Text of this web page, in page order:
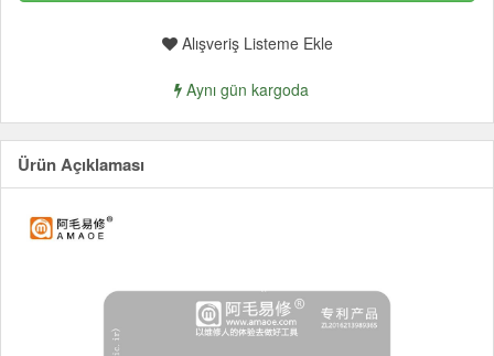
Alışveriş Listeme Ekle
Aynı gün kargoda
Ürün Açıklaması